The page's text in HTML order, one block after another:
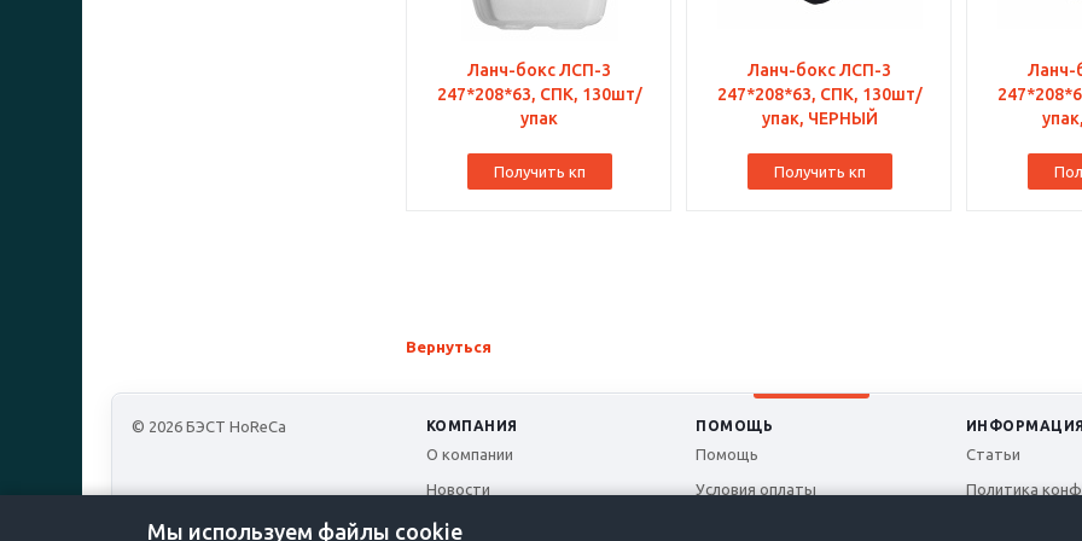
Ланч-бокс ЛСП-3
247*208*63, СПК, 130шт/
упак
Получить кп
Ланч-бокс ЛСП-3
247*208*63, СПК, 130шт/
упак, ЧЕРНЫЙ
Получить кп
Ланч-
Вернуться
© 2026 БЭСТ HoReCa КОМПАНИЯ ПОМОЩЬ ИНФОРМАЦИЯ
О компании
Новости
Вакансии
Помощь
Условия оплаты
Статьи
Политика
Мы используем файлы cookie